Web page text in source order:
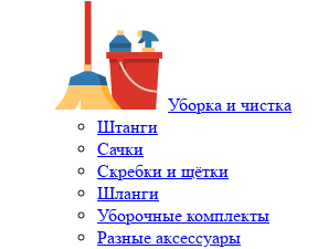
Уборка и чистка
Штанги
Сачки
Скребки и щётки
Шланги
Уборочные комплекты
Разные аксессуары